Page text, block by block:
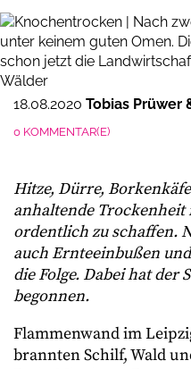
18.08.2020 Tobias Prüwer
0 KOMMENTAR(E)
Hitze, Dürre,
anhaltende Trockenheit
ordentlich zu schaffen.
auch Ernteeinbußen
die Folge. Dabei hat der
begonnen.
Flammenwand im
brannten Schilf, Wald